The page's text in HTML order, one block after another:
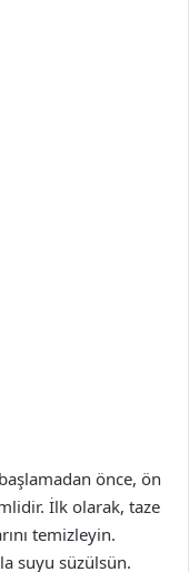
önce, ön
İlk olarak, taze
temizleyin.
suyu süzülsün.